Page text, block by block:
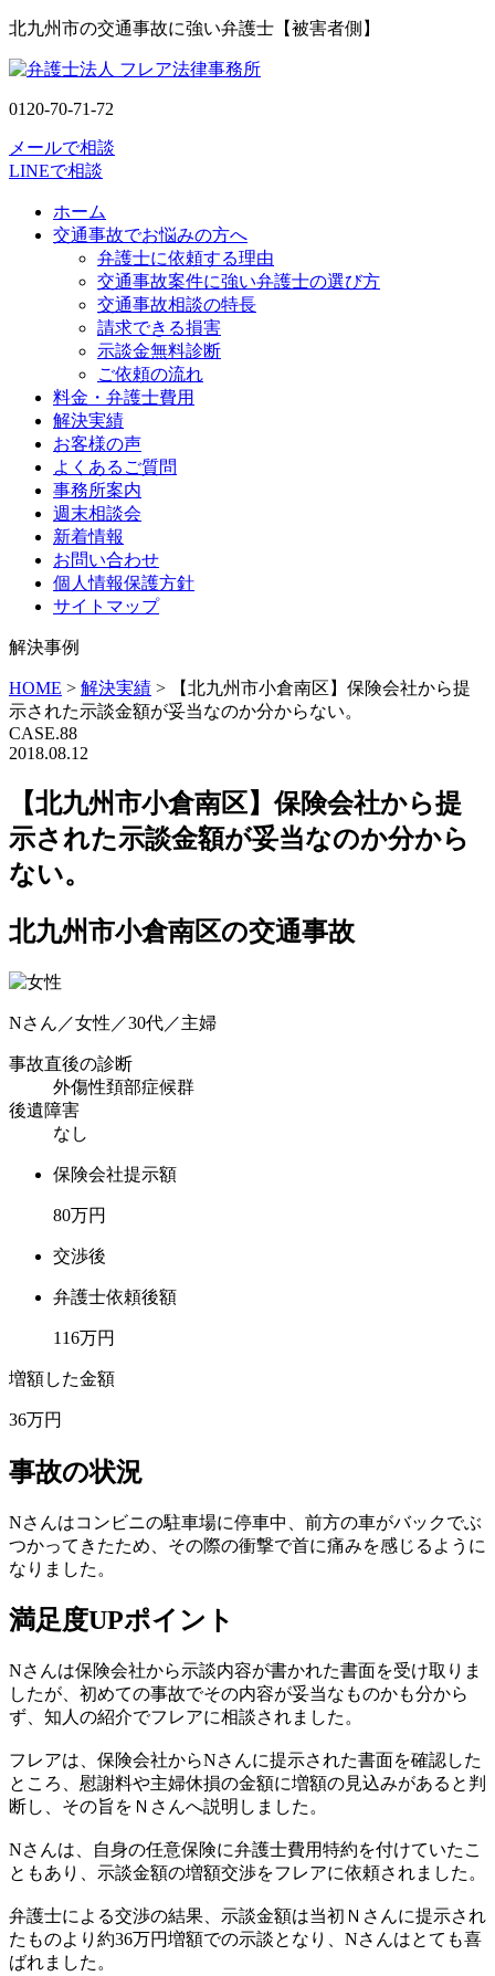
北九州市の交通事故に強い弁護士【被害者側】
0120-70-71-72
メールで相談
LINEで相談
ホーム
交通事故でお悩みの方へ
弁護士に依頼する理由
交通事故案件に強い弁護士の選び方
交通事故相談の特長
請求できる損害
示談金無料診断
ご依頼の流れ
料金・弁護士費用
解決実績
お客様の声
よくあるご質問
事務所案内
週末相談会
新着情報
お問い合わせ
個人情報保護方針
サイトマップ
解決事例
HOME > 解決実績 >
【北九州市小倉南区】保険会社から提
示された示談金額が妥当なのか分からない。
CASE.88
2018.08.12
【北九州市小倉南区】保険会社から提
示された示談金額が妥当なのか分から
ない。
北九州市小倉南区の交通事故
Nさん／女性／30代／主婦
事故直後の診断
外傷性頚部症候群
後遺障害
なし
保険会社提示額
80万円
交渉後
弁護士依頼後額
116万円
増額した金額
36万円
事故の状況
Nさんはコンビニの駐車場に停車中、前方の車がバックでぶ
つかってきたため、その際の衝撃で首に痛みを感じるように
なりました。
満足度UPポイント
Nさんは保険会社から示談内容が書かれた書面を受け取りま
したが、初めての事故でその内容が妥当なものかも分から
ず、知人の紹介でフレアに相談されました。
フレアは、保険会社からNさんに提示された書面を確認した
ところ、慰謝料や主婦休損の金額に増額の見込みがあると判
断し、その旨をＮさんへ説明しました。
Nさんは、自身の任意保険に弁護士費用特約を付けていたこ
ともあり、示談金額の増額交渉をフレアに依頼されました。
弁護士による交渉の結果、 示談金額は当初Ｎさんに提示され
たものより約36万円増額での示談となり、Nさんはとても喜
ばれました。